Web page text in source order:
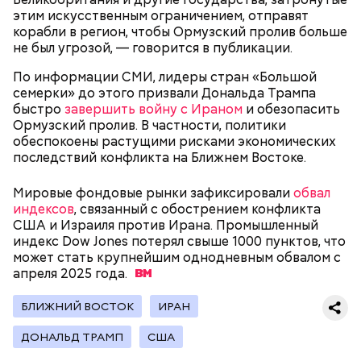
этим искусственным ограничением, отправят
корабли в регион, чтобы Ормузский пролив больше
не был угрозой, — говорится в публикации.
По информации СМИ, лидеры стран «Большой
семерки» до этого призвали Дональда Трампа
быстро завершить войну с Ираном и обезопасить
Ормузский пролив. В частности, политики
обеспокоены растущими рисками экономических
последствий конфликта на Ближнем Востоке.
Мировые фондовые рынки зафиксировалиобвал
индексов, связанный с обострением конфликта
США и Израиля против Ирана. Промышленный
индекс Dow Jones потерял свыше 1000 пунктов, что
может стать крупнейшим однодневным обвалом с
апреля 2025 года.
БЛИЖНИЙ ВОСТОК ИРАН
ДОНАЛЬД ТРАМП США
Остров Сокотра, Йемен
Фото: Shutterstock
наймом персонала и продажей продуктов. В 2000
году Балмер сменил Билла Гейтса на посту
генерального директора. Им он оставался до 2014
года, после чего ушел с поста, но остался
держателем акций компании. Сейчас его состояние
оценивается в 126 миллиардов долларов.
Сара Носс родилась в городе Голливуд
(Пенсильвания, США) 24 сентября 1880 года. Всего
в ее семье было семь детей, однако трое ее
Окружающие отмечали, что Носс была в здравом
возрасте 117 лет ей сообщили, что она теперь
является старейшим из ныне живущих людей,
женщина с улыбкой ответила: «Ну и что?». Сама
Носс отмечала, что секрет ее долголетия
заключается в постоянной двигательной
активности и отсутствии беспокойства по поводу
возраста. Однако стоит отметить, что ей в том
числе повезло с генетикой: в роду женщины
большое количество долгожителей. Сара не имела
вредных привычек, но очень любила сладости и
Канэ Танака (119 лет)